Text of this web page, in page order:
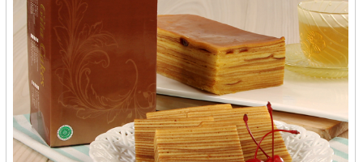
Rendang Amak Althaf - Medan
Rendang Asese - Padang
Rendang Auko - Yogyakarta
Rendang Magek - Yogyakarta
Rendang Mala - Payakumbuh
Rendang Uninam - Jakarta
Rendang Wo Sugi - Payakumbuh
Rengginag Kidal - Cirebon